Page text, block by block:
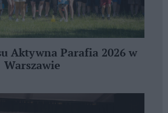
Aktywna Parafia 2026 w
Warszawie